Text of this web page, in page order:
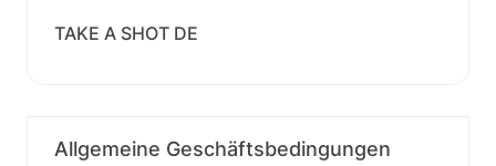
TAKE A SHOT DE
Allgemeine Geschäftsbedingungen